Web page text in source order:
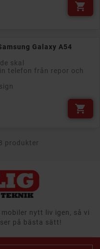

Galaxy A54
skal
telefon från repor och

produkter
nytt liv igen, så vi
på bästa sätt!